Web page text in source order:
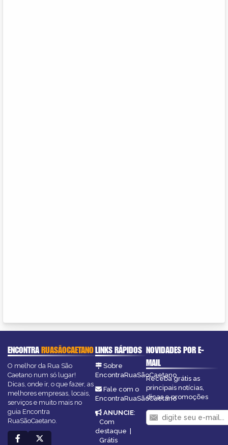
ENCONTRARUASÃOCAETANO
O melhor da Rua São
Caetano num só lugar!
Dicas, onde ir, o que fazer, as
melhores empresas, locais,
serviços e muito mais no
guia Encontra
RuaSãoCaetano.
LINKS RÁPIDOS
Sobre
EncontraRuaSãoCaetano
Fale com o
EncontraRuaSãoCaetano
ANUNCIE:
Com
destaque
Grátis
NOVIDADES POR E-
MAIL
Receba grátis as
principais notícias,
dicas e promoções